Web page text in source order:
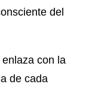
del
con la
de cada